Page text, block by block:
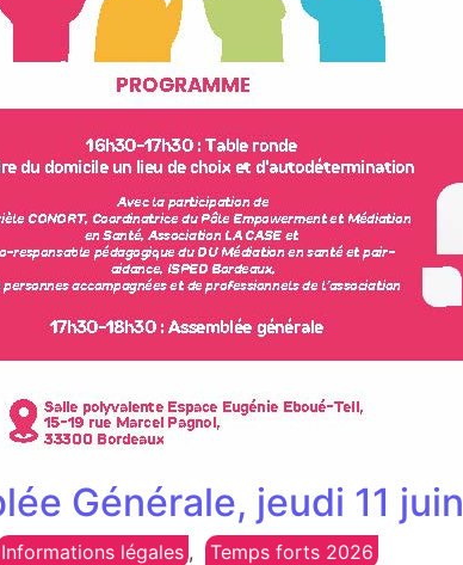
Générale, jeudi 11 juin
Informations légales , Temps forts 2026